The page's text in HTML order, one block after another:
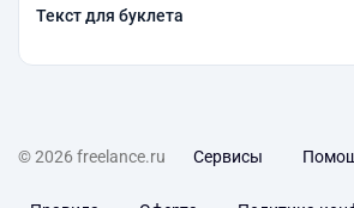
Текст для буклета
© 2026 freelance.ru Сервисы